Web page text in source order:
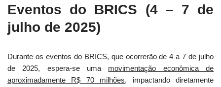
Eventos do BRICS (4 – 7 de
julho de 2025)
Durante os eventos do BRICS, que ocorrerão de 4 a 7 de julho
de 2025, espera-se uma movimentação econômica de
aproximadamente R$ 70 milhões, impactando diretamente